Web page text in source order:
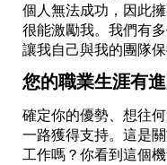
個人無法成功，因此
很能激勵我。我們有
讓我自己與我的團隊保
您的職業生涯有
確定你的優勢、想往
一路獲得支持。這是
工作嗎？你看到這個